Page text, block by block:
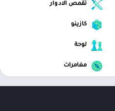
تقمص الادوار
كازينو
لوحة
مغامرات